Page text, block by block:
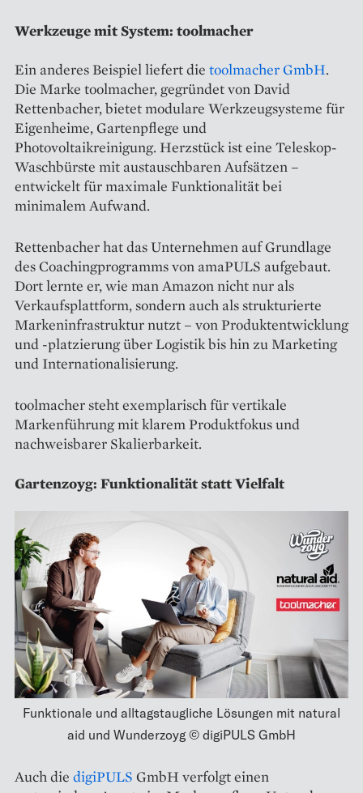
Werkzeuge mit System: toolmacher
Ein anderes Beispiel liefert die toolmacher GmbH.
Die Marke toolmacher, gegründet von David
Rettenbacher, bietet modulare Werkzeugsysteme für
Eigenheime, Gartenpflege und
Photovoltaikreinigung. Herzstück ist eine Teleskop-
Waschbürste mit austauschbaren Aufsätzen –
entwickelt für maximale Funktionalität bei
minimalem Aufwand.
Rettenbacher hat das Unternehmen auf Grundlage
des Coachingprogramms von amaPULS aufgebaut.
Dort lernte er, wie man Amazon nicht nur als
Verkaufsplattform, sondern auch als strukturierte
Markeninfrastruktur nutzt – von Produktentwicklung
und -platzierung über Logistik bis hin zu Marketing
und Internationalisierung.
toolmacher steht exemplarisch für vertikale
Markenführung mit klarem Produktfokus und
nachweisbarer Skalierbarkeit.
Gartenzoyg: Funktionalität statt Vielfalt
Funktionale und alltagstaugliche Lösungen mit natural
aid und Wunderzoyg © digiPULS GmbH
Auch die digiPULS GmbH verfolgt einen